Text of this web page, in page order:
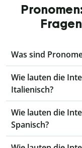
Was sind
Wie lauten die
Italienisch?
Wie lauten die
Spanisch?